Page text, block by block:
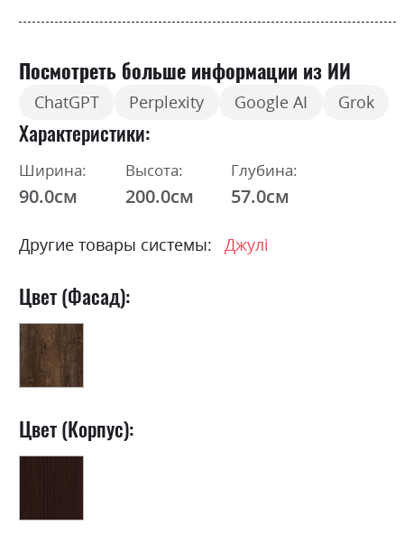
Посмотреть больше информации из ИИ
ChatGPT Perplexity Google AI Grok
Характеристики
Ширина:
90.0см
Высота:
200.0см
Глубина:
57.0см
Другие товары системы: Джулі
Цвет (Фасад):
Цвет (Корпус):